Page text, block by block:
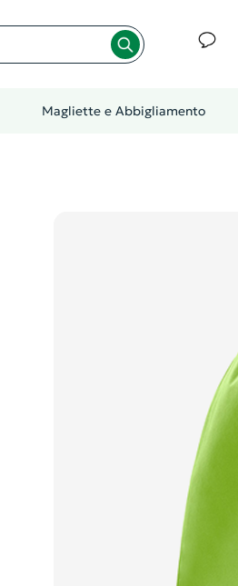
Magliette e Abbigliamento